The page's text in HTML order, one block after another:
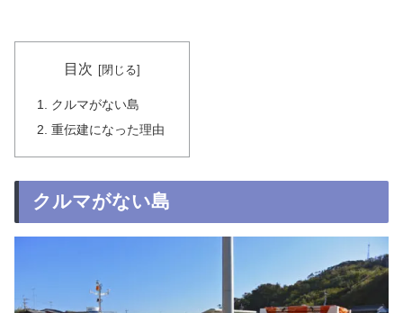
目次
クルマがない島
重伝建になった理由
クルマがない島